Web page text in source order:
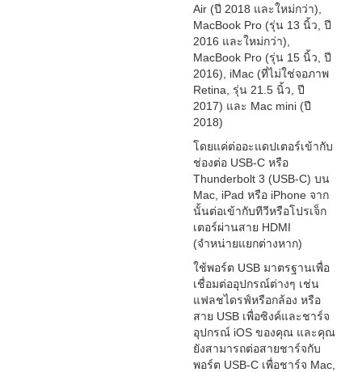
Air (ปี 2018 และใหม่กว่า),
MacBook Pro (รุ่น 13 นิ้ว, ปี
2016 และใหม่กว่า),
MacBook Pro (รุ่น 15 นิ้ว, ปี
2016), iMac (ที่ไม่ใช่จอภาพ
Retina, รุ่น 21.5 นิ้ว, ปี
2017) และ Mac mini (ปี
2018)
โดยแค่ต่ออะแดปเตอร์เข้ากับ
ช่องต่อ USB-C หรือ
Thunderbolt 3 (USB-C) บน
Mac, iPad หรือ iPhone จาก
นั้นต่อเข้ากับทีวีหรือโปรเจ็ก
เตอร์ผ่านสาย HDMI
(จำหน่ายแยกต่างหาก)
ใช้พอร์ต USB มาตรฐานเพื่อ
เชื่อมต่ออุปกรณ์ต่างๆ เช่น
แฟลชไดรฟ์หรือกล้อง หรือ
สาย USB เพื่อซิงค์และชาร์จ
อุปกรณ์ iOS ของคุณ และคุณ
ยังสามารถต่อสายชาร์จกับ
พอร์ต USB-C เพื่อชาร์จ Mac,